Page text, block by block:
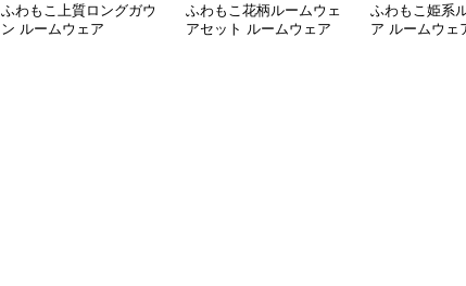
ふわもこ上質ロングガウ
ン ルームウェア
ふわもこ花柄ルームウェ
アセット ルームウェア
ふわもこ姫系
ア ルームウェ